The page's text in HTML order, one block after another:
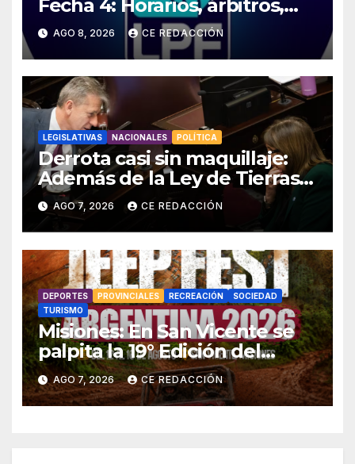
Fecha 4: Horarios, árbitros,
TV, resultados –
ESTADÍSTICAS y detalles
AGO 8, 2026 CE REDACCIÓN
LEGISLATIVAS NACIONALES POLÍTICA
Derrota casi sin maquillaje:
Además de la Ley de Tierras,
el gobierno también tuvo que
retirar el manejo del fuego
AGO 7, 2026 CE REDACCIÓN
DEPORTES PROVINCIALES RECREACIÓN
SOCIEDAD
TURISMO
Misiones: En San Vicente se
palpita la 19° Edición del
«Jeep Fest» – Cronograma –
detalles
AGO 7, 2026 CE REDACCIÓN